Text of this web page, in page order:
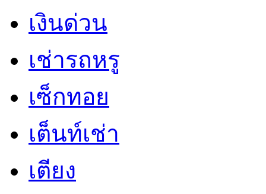
เงินด่วน
เช่ารถหรู
เซ็กทอย
เต็นท์เช่า
เตียง